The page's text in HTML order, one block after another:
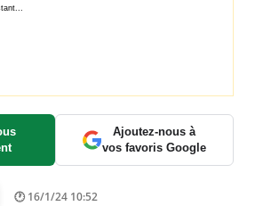
Ajoutez-nous à
vos favoris Google
16/1/24 10:52